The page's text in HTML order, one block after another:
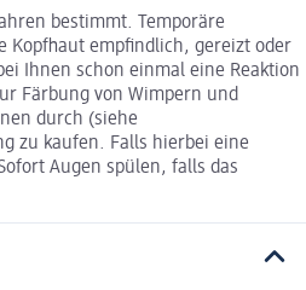
bestimmt. Temporäre
Kopfhaut empfindlich, gereizt oder
Ihnen schon einmal eine Reaktion
Färbung von Wimpern und
durch (siehe
zu kaufen. Falls hierbei eine
Augen spülen, falls das